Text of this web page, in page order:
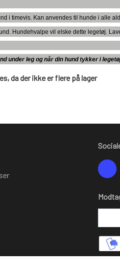
i timevis. Kan anvendes til hunde i alle
Hundehvalpe vil elske dette legetøj.
under leg og når din hund tykker i
da der ikke er flere på lager